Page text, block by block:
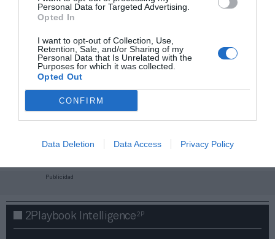
Personal Data for Targeted Advertising.
Opted In
I want to opt-out of Collection, Use,
Retention, Sale, and/or Sharing of my
Personal Data that Is Unrelated with the
Purposes for which it was collected.
Opted Out
CONFIRM
Data Deletion Data Access Privacy Policy
y eventos para Socios!​​​​​​​
Publicidad
2Playbook Intelligence2P